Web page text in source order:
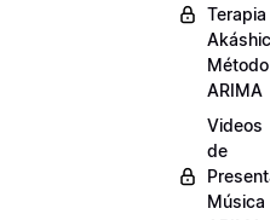
Terapia
Método
ARIMA
Videos
de
Música